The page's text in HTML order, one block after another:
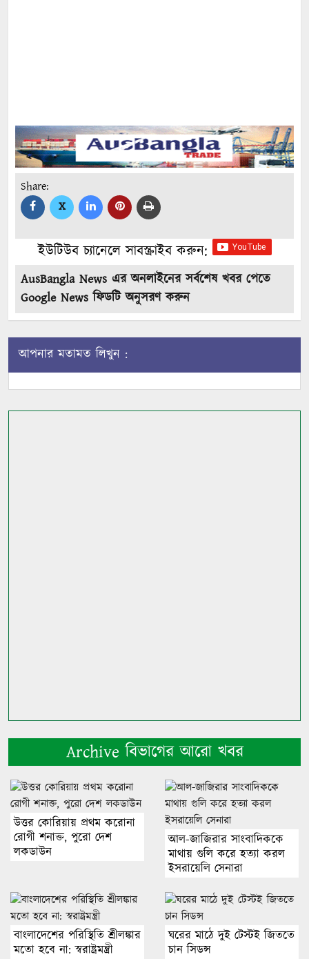
Share:
X
ইউটিউব চ্যানেলে সাবস্ক্রাইব করুন:
AusBangla News এর অনলাইনের সর্বশেষ খবর পেতে
Google News ফিডটি অনুসরণ করুন
আপনার মতামত লিখুন :
Archive বিভাগের আরো খবর
উত্তর কোরিয়ায় প্রথম করোনা
রোগী শনাক্ত, পুরো দেশ
লকডাউন
আল-জাজিরার সাংবাদিককে
মাথায় গুলি করে হত্যা করল
ইসরায়েলি সেনারা
বাংলাদেশের পরিস্থিতি শ্রীলঙ্কার
মতো হবে না: স্বরাষ্ট্রমন্ত্রী
ঘরের মাঠে দুই টেস্টই জিততে
চান সিডন্স